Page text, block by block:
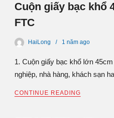
Cuộn giấy bạc khổ
FTC
HaiLong 1 năm ago
1. Cuộn giấy bạc khổ lớn
nghiệp, nhà hàng, khách sạn
CONTINUE READING